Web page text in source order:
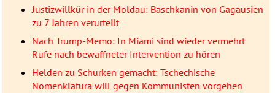
Justizwillkür in der Moldau: Baschkanin von Gagausien
zu 7 Jahren verurteilt
Nach Trump-Memo: In Miami sind wieder vermehrt
Rufe nach bewaffneter Intervention zu hören
Helden zu Schurken gemacht: Tschechische
Nomenklatura will gegen Kommunisten vorgehen